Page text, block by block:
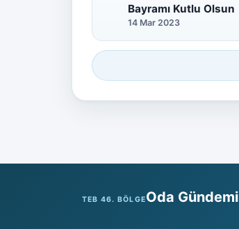
Bayramı Kutlu Olsun
14 Mar 2023
TEB 46. BÖLGEOda Gündemi